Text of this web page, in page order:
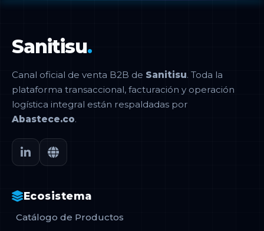
Sanitisu.
Canal oficial de venta B2B de Sanitisu. Toda la
plataforma transaccional, facturación y operación
logística integral están respaldadas por
Abastece.co.
Ecosistema
Catálogo de Productos